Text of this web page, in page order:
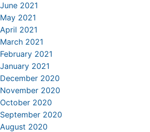
June 2021
May 2021
April 2021
March 2021
February 2021
January 2021
December 2020
November 2020
October 2020
September 2020
August 2020